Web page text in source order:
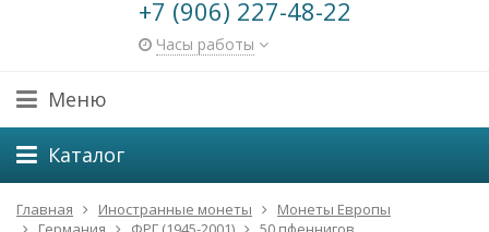
+7 (906) 227-48-22
Часы работы
Меню
Каталог
Главная Иностранные монеты
Монеты Европы